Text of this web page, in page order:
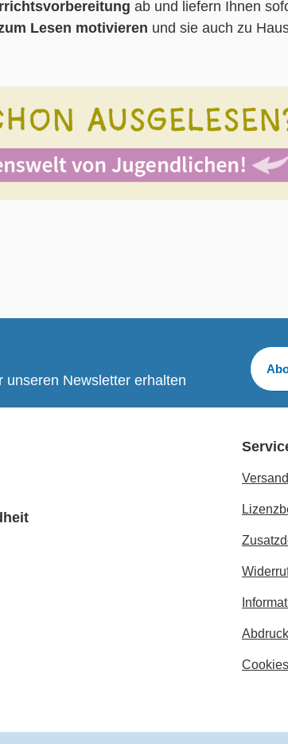
ab und liefern Ihnen
Lesen motivieren und sie auch zu
Newsletter erhalten